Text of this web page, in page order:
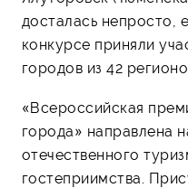
досталась непросто,
конкурсе приняли
городов из 42
«Всероссийская
города» направлена
отечественного
гостеприимства.